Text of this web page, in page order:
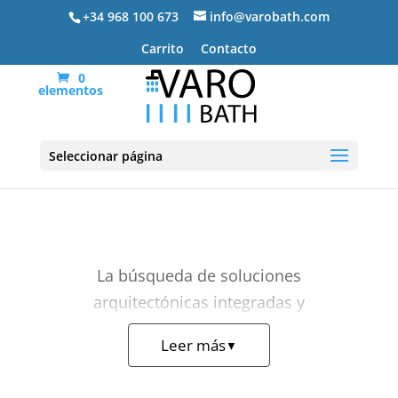
+34 968 100 673
info@varobath.com
Carrito
Contacto
0
elementos
Seleccionar páginaURBANSTONE
La búsqueda de soluciones
arquitectónicas integradas y
vanguardistas para el cuarto de baño
encuentra su máxima expresión en el
Leer más▼